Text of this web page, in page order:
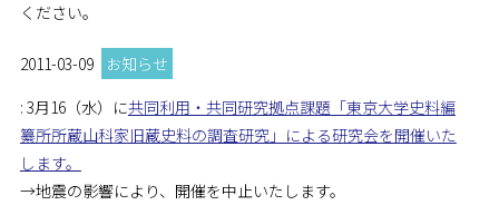
ください。
2011-03-09
お知らせ
: 3月16（水）に共同利用・共同研究拠点課題「東京大学史料編
纂所所蔵山科家旧蔵史料の調査研究」による研究会を開催いた
します。
→地震の影響により、開催を中止いたします。